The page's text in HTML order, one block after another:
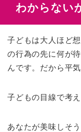
わからない
子どもは大人ほど
の行為の先に何が
んです。だから平
子どもの目線で考
あなたが美味しそ